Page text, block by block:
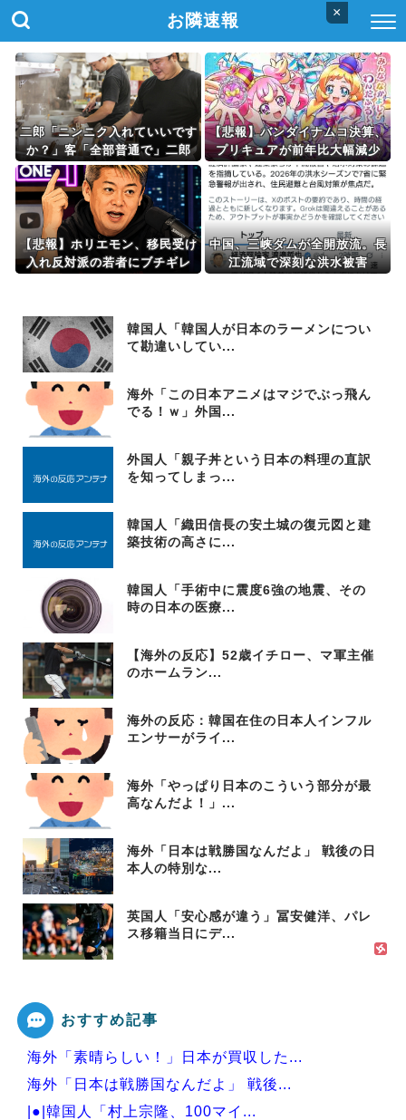
×
お隣速報
二郎「ニンニク入れていいです
か？」客「全部普通で」二郎
「ニンニク入れちゃってもいい
ですか？」⇒！！！
【悲報】バンダイナムコ決算、
プリキュアが前年比大幅減少
【悲報】ホリエモン、移民受け
入れ反対派の若者にブチギレ
黙 ………
中国、三峡ダムが全開放流。長
江流域で深刻な洪水被害
韓国人「韓国人が日本のラーメンについ
て勘違いしてい...
海外「この日本アニメはマジでぶっ飛ん
でる！ｗ」外国...
外国人「親子丼という日本の料理の直訳
を知ってしまっ...
韓国人「織田信長の安土城の復元図と建
築技術の高さに...
韓国人「手術中に震度6強の地震、その
時の日本の医療...
【海外の反応】52歳イチロー、マ軍主催
のホームラン...
海外の反応：韓国在住の日本人インフル
エンサーがライ...
海外「やっぱり日本のこういう部分が最
高なんだよ！」...
海外「日本は戦勝国なんだよ」 戦後の日
本人の特別な...
英国人「安心感が違う」冨安健洋、パレ
ス移籍当日にデ...
おすすめ記事
海外「素晴らしい！」日本が買収した...
海外「日本は戦勝国なんだよ」 戦後...
|●|韓国人「村上宗隆、100マイ...